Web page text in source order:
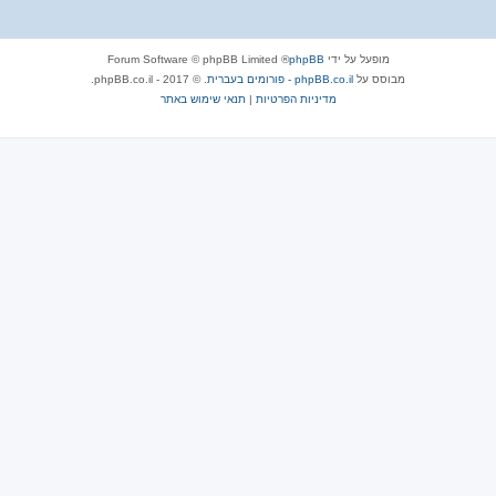
מופעל על ידי phpBB
® Forum Software © phpBB Limited
מבוסס על phpBB.co.il - פורומים בעברית
. © 2017 - phpBB.co.il.
מדיניות הפרטיות |תנאי שימוש באתר